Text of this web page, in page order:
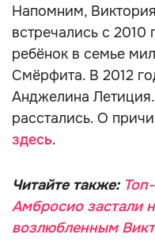
Напомним,
встречались с
ребёнок в семье
Смёрфита. В 2012
Анджелина
расстались. О
здесь.
Читайте также:
Амбросио застали
возлюбленным